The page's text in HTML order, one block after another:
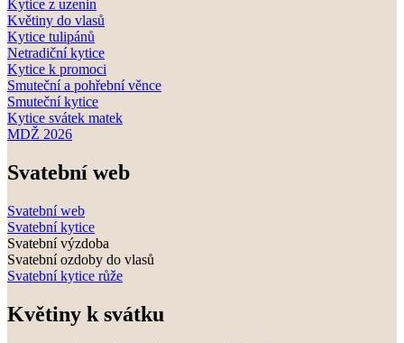
Kytice z uzenin
Květiny do vlasů
Kytice tulipánů
Netradiční kytice
Kytice k promoci
Smuteční a pohřební věnce
Smuteční kytice
Kytice svátek matek
MDŽ 2026
Svatební web
Svatební web
Svatební kytice
Svatební výzdoba
Svatební ozdoby do vlasů
Svatební kytice růže
Květiny k svátku